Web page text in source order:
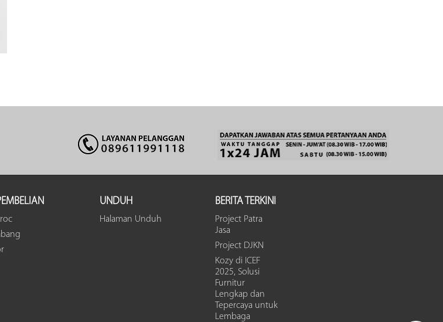
UNDUH
Halaman Unduh
BERITA TERKINI
Project Patra
Jasa
Project DJKN
Kozy di ICEF
2025, Solusi
Furnitur
Lengkap dan
Tepercaya untuk
Lembaga